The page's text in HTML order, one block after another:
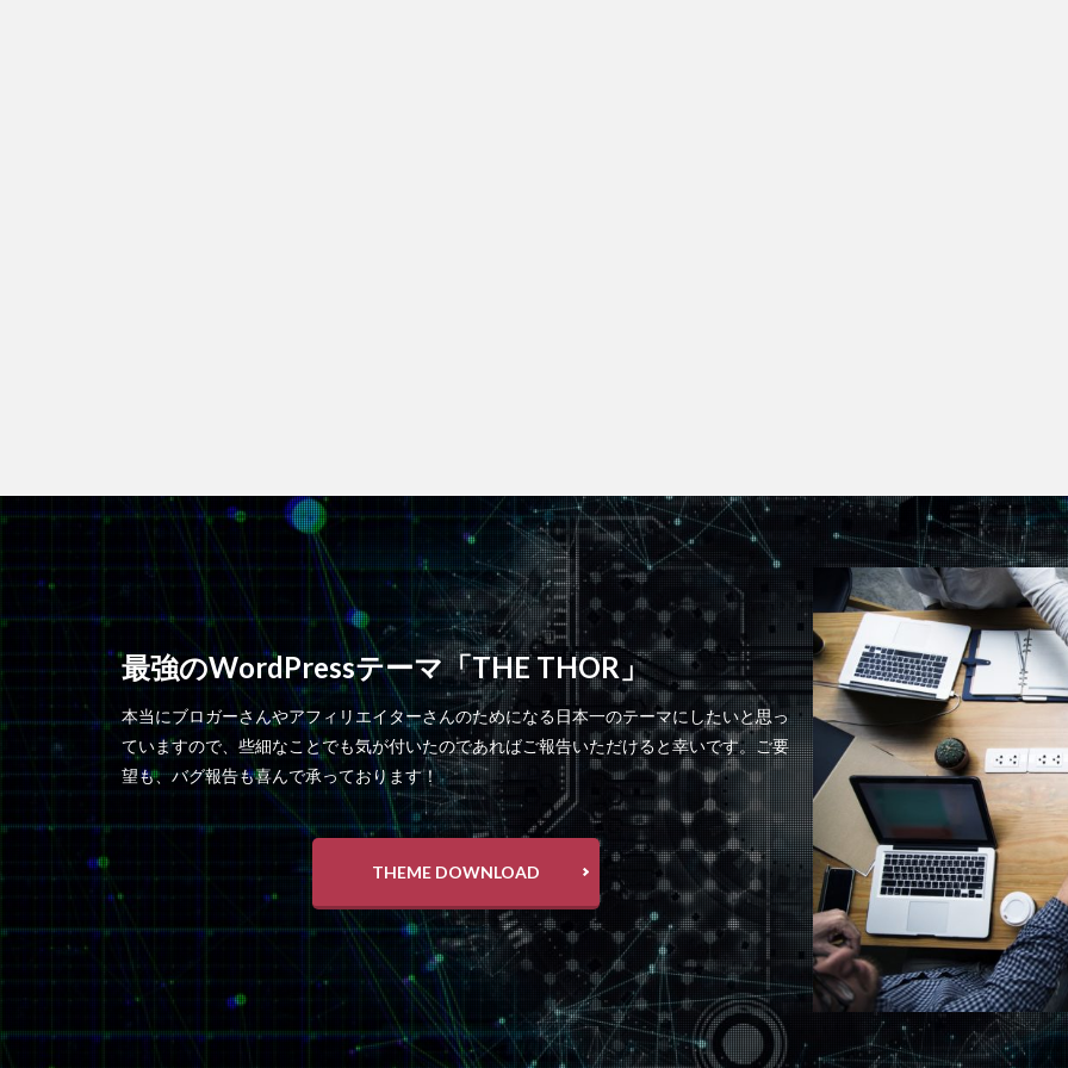
最強のWordPressテーマ「THE THOR」
本当にブロガーさんやアフィリエイターさんのためになる日本一のテーマにしたいと思っ
ていますので、些細なことでも気が付いたのであればご報告いただけると幸いです。ご要
望も、バグ報告も喜んで承っております！
THEME DOWNLOAD